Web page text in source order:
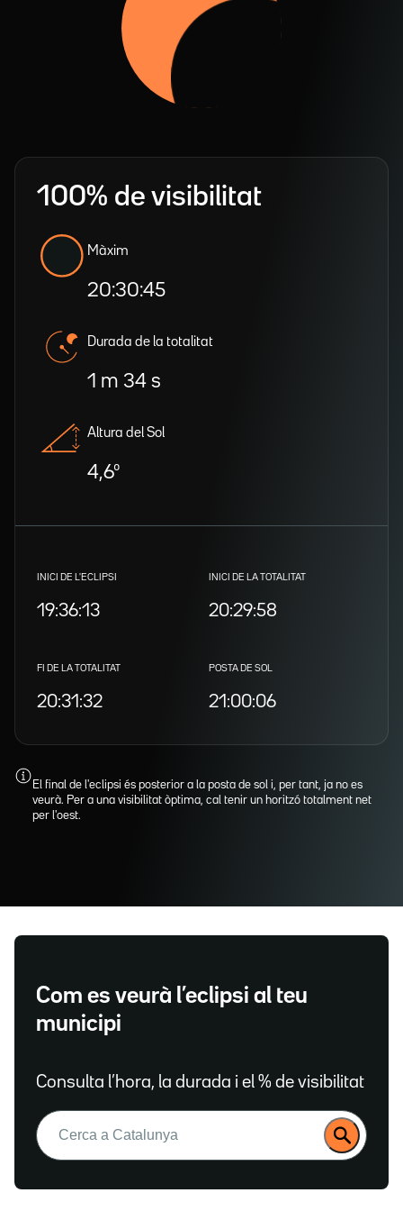
100% de visibilitat
Màxim
20:30:45
Durada de la totalitat
1 m 34 s
Altura del Sol
4,6º
INICI DE L'ECLIPSI
19:36:13
INICI DE LA TOTALITAT
20:29:58
FI DE LA TOTALITAT
20:31:32
POSTA DE SOL
21:00:06
El final de l'eclipsi és posterior a la posta de sol i, per tant, ja no es
veurà. Per a una visibilitat òptima, cal tenir un horitzó totalment net
per l'oest.
Com es veurà l’eclipsi al teu
municipi
Consulta l’hora, la durada i el % de visibilitat
Buscar: